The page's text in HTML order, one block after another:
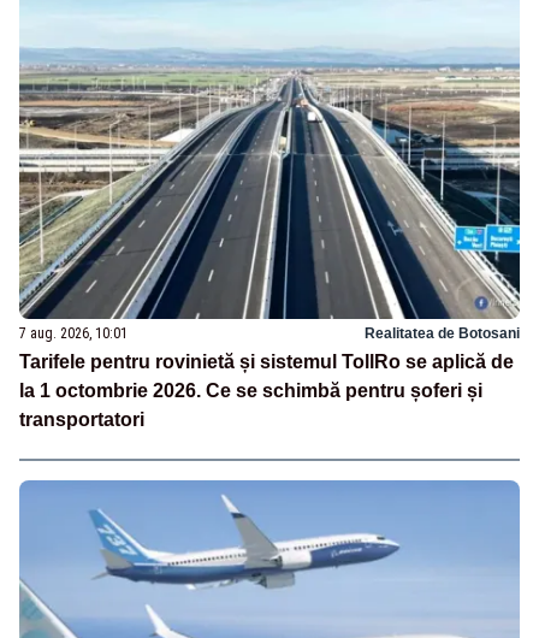
7 aug. 2026, 10:01 Realitatea de Botosani
Tarifele pentru rovinietă și sistemul TollRo se aplică de
la 1 octombrie 2026. Ce se schimbă pentru șoferi și
transportatori